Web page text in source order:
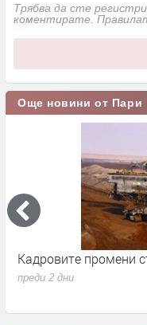
Трябва да сте
коментирате.
Още новини от Пари
Кадровите промени
преди 2 дни